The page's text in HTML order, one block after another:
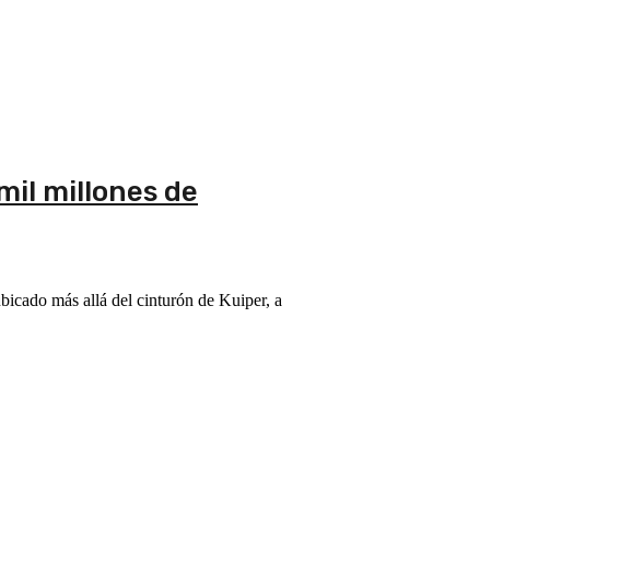
millones de
más allá del cinturón de Kuiper, a